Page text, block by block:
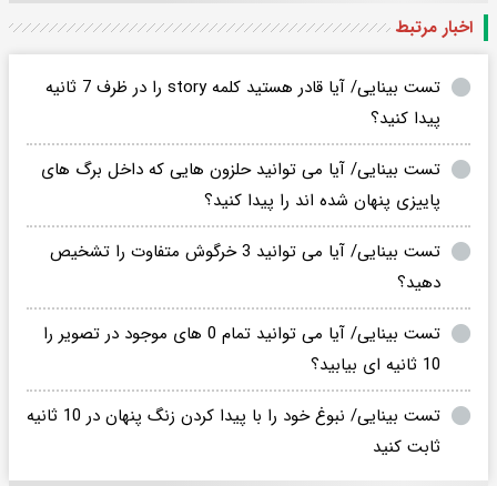
اخبار مرتبط
تست بینایی/ آیا قادر هستید کلمه story را در ظرف 7 ثانیه
پیدا کنید؟
تست بینایی/ آیا می توانید حلزون هایی که داخل برگ های
پاییزی پنهان شده اند را پیدا کنید؟
تست بینایی/ آیا می توانید 3 خرگوش متفاوت را تشخیص
دهید؟
تست بینایی/ آیا می توانید تمام 0 های موجود در تصویر را
10 ثانیه ای بیابید؟
تست بینایی/ نبوغ خود را با پیدا کردن زنگ پنهان در 10 ثانیه
ثابت کنید